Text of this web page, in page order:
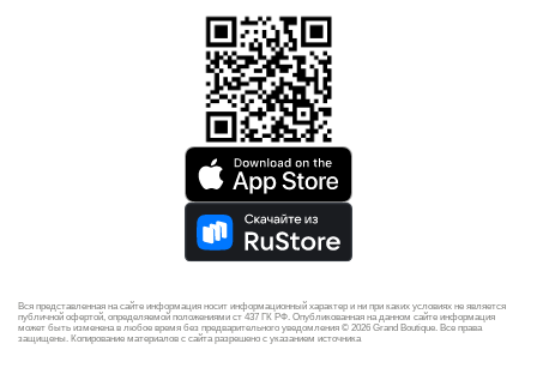
Вся представленная на сайте информация носит информационный характер и ни при каких условиях не является
публичной офертой, определяемой положениями ст 437 ГК РФ. Опубликованная на данном сайте информация
может быть изменена в любое время без предварительного уведомления © 2026 Grand Boutique. Все права
защищены. Копирование материалов с сайта разрешено с указанием источника